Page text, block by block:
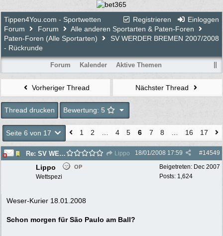
Registrieren Einloggen
Tippen4You.com - Sportwetten
Forum
Forum
Alle anderen Sportarten & Paten-Foren
Paten-Foren (Alle Sportarten)
SV WERDER BREMEN 2007/2008
- Rückrunde
Forum Kalender Aktive Themen
Vorheriger Thread Nächster Thread
Thread drucken Bewertung: 5
Seite 6 von 17 1 2 4 5 6 7 8 16 17
Re: SV WERDER BREMEN 2007/2008 - Rückrunde Lippo #14549
18/01/2008 17:59
Beigetreten: Dec 2007
Posts: 1,624
Lippo OP
Wettspezi
Weser-Kurier 18.01.2008
Schon morgen für São Paulo am Ball?